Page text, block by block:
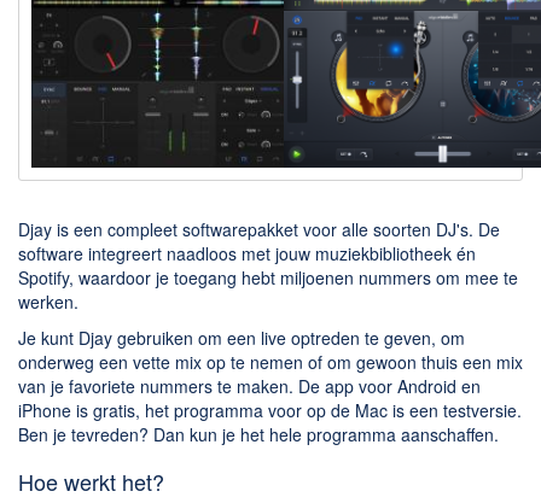
Opnemen Audio en Video
Video bewerken
Downloaden
BitTorrent Clients
Nieuwslezers (Downloaden via usenet)
Onderhoud & Veiligheid
Computer opschonen
Veilig online
Productiviteit
Adresboek en contacten
Planning en organisatie
Tekst en Administratie
Djay is een compleet softwarepakket voor alle soorten DJ's. De
software integreert naadloos met jouw muziekbibliotheek én
Spotify, waardoor je toegang hebt miljoenen nummers om mee te
werken.
Je kunt Djay gebruiken om een live optreden te geven, om
onderweg een vette mix op te nemen of om gewoon thuis een mix
van je favoriete nummers te maken. De app voor Android en
iPhone is gratis, het programma voor op de Mac is een testversie.
Ben je tevreden? Dan kun je het hele programma aanschaffen.
Hoe werkt het?